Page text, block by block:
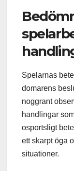
Spelarnas
domarens
noggrant
handlingar
osportsligt
ett skarpt öga
situationer.